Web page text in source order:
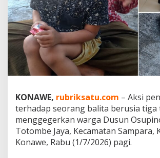
N
I
S
e
l
a
m
a
a
n
B
a
l
KONAWE, rubriksatu.com – Aksi
terhadap seorang balita berusia tiga
menggegerkan warga Dusun
Totombe Jaya, Kecamatan Sampara,
Konawe, Rabu (1/7/2026) pagi.